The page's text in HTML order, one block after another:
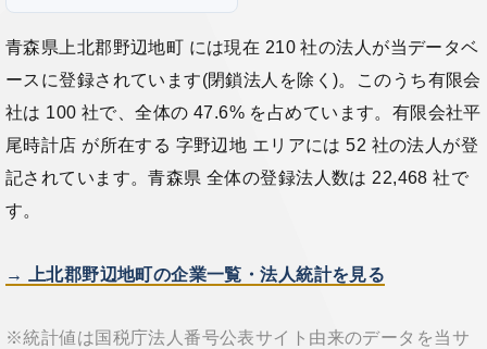
青森県上北郡野辺地町 には現在 210 社の法人が当データベ
ースに登録されています(閉鎖法人を除く)。このうち有限会
社は 100 社で、全体の 47.6% を占めています。有限会社平
尾時計店 が所在する 字野辺地 エリアには 52 社の法人が登
記されています。青森県 全体の登録法人数は 22,468 社で
す。
→ 上北郡野辺地町の企業一覧・法人統計を見る
※統計値は国税庁法人番号公表サイト由来のデータを当サ